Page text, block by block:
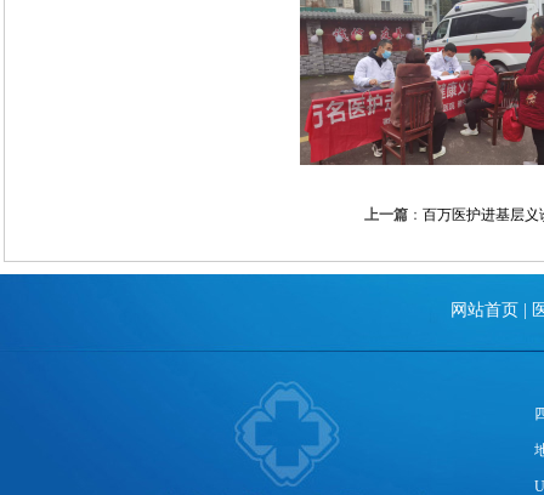
上一篇： 百万医护进基层
网站首页